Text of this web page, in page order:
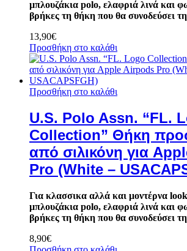
μπλουζάκια polo, ελαφριά λινά και
βρήκες τη θήκη που θα συνοδεύσει
13,90€
Προσθήκη στο καλάθι
Προσθήκη στο καλάθι
U.S. Polo Assn. “FL.
Collection” Θήκη
από σιλικόνη για
Pro (White –
Για κλασσικα αλλά και μοντέρνα
μπλουζάκια polo, ελαφριά λινά και
βρήκες τη θήκη που θα συνοδεύσει
8,90€